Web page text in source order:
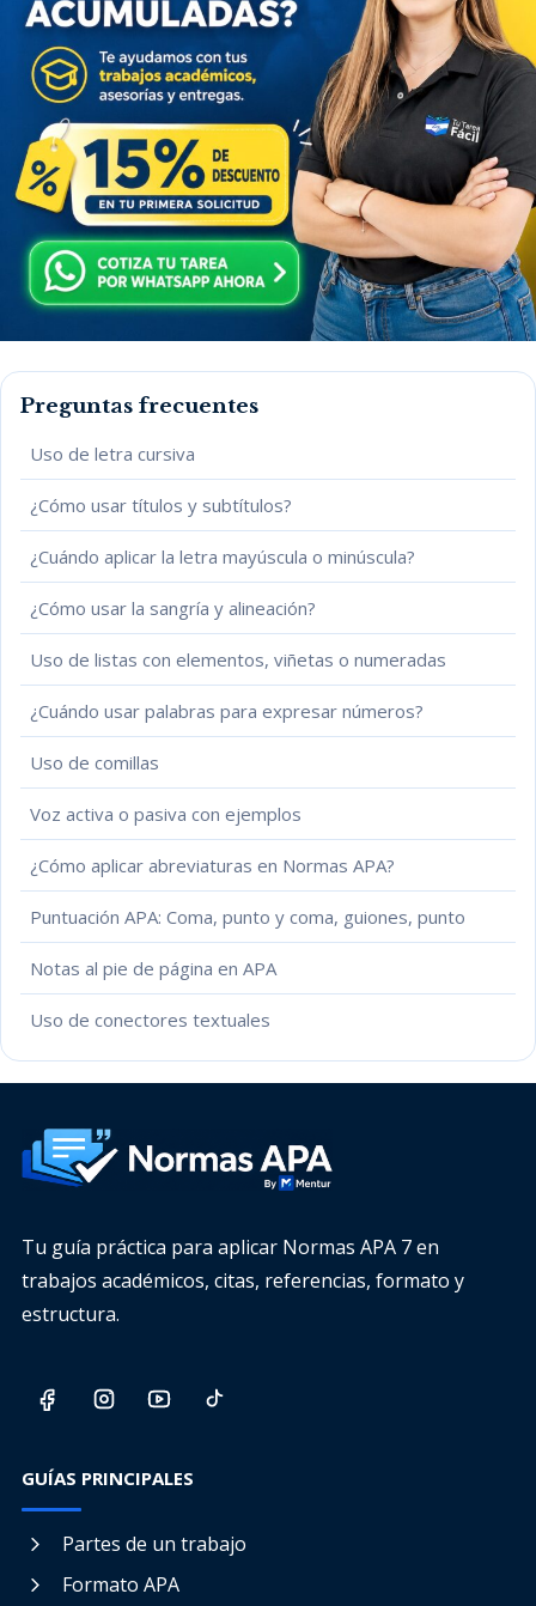
Preguntas frecuentes
Uso de letra cursiva
¿Cómo usar títulos y subtítulos?
¿Cuándo aplicar la letra mayúscula o minúscula?
¿Cómo usar la sangría y alineación?
Uso de listas con elementos, viñetas o numeradas
¿Cuándo usar palabras para expresar números?
Uso de comillas
Voz activa o pasiva con ejemplos
¿Cómo aplicar abreviaturas en Normas APA?
Puntuación APA: Coma, punto y coma, guiones, punto
Notas al pie de página en APA
Uso de conectores textuales
Tu guía práctica para aplicar Normas APA 7 en
trabajos académicos, citas, referencias, formato y
estructura.
GUÍAS PRINCIPALES
Partes de un trabajo
Formato APA